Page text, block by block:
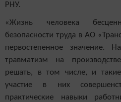
РНУ.
«Жизнь человека
безопасности труда в АО
первостепенное значение.
травматизм на
решать, в том числе, и
участие в них
практические навыки